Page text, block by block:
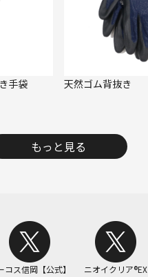
手袋 天然ゴム背抜き
もっと見る
コス信岡【公式】 ニオイクリア®EX